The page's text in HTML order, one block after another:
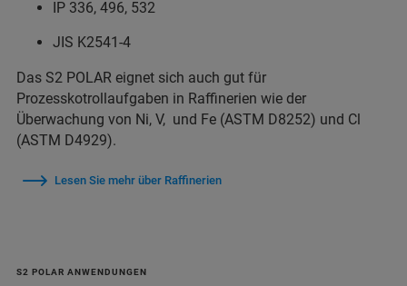
IP 336, 496, 532
JIS K2541-4
Das S2 POLAR eignet sich auch gut für
Prozesskotrollaufgaben in Raffinerien wie der
Überwachung von Ni, V, und Fe (ASTM D8252) und Cl
(ASTM D4929).
Lesen Sie mehr über Raffinerien
S2 POLAR ANWENDUNGEN